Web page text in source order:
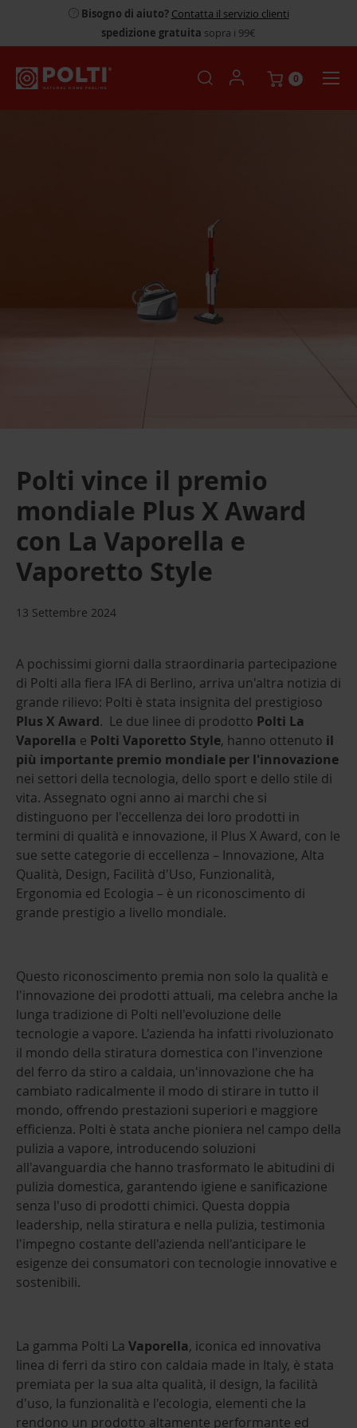
Bisogno di aiuto? Contatta il servizio clienti
spedizione gratuita sopra i 99€
0
Polti vince il premio
mondiale Plus X Award
con La Vaporella e
Vaporetto Style
13 Settembre 2024
A pochissimi giorni dalla straordinaria partecipazione
di Polti alla fiera IFA di Berlino, arriva un'altra notizia di
grande rilievo: Polti è stata insignita del prestigioso
Plus X Award. Le due linee di prodotto Polti La
Vaporella e Polti Vaporetto Style, hanno ottenuto il
più importante premio mondiale per l'innovazione
nei settori della tecnologia, dello sport e dello stile di
vita. Assegnato ogni anno ai marchi che si
distinguono per l'eccellenza dei loro prodotti in
termini di qualità e innovazione, il Plus X Award, con le
sue sette categorie di eccellenza – Innovazione, Alta
Qualità, Design, Facilità d'Uso, Funzionalità,
Ergonomia ed Ecologia – è un riconoscimento di
grande prestigio a livello mondiale.
Questo riconoscimento premia non solo la qualità e
l'innovazione dei prodotti attuali, ma celebra anche la
lunga tradizione di Polti nell'evoluzione delle
tecnologie a vapore. L'azienda ha infatti rivoluzionato
il mondo della stiratura domestica con l'invenzione
del ferro da stiro a caldaia, un'innovazione che ha
cambiato radicalmente il modo di stirare in tutto il
mondo, offrendo prestazioni superiori e maggiore
efficienza. Polti è stata anche pioniera nel campo della
pulizia a vapore, introducendo soluzioni
all'avanguardia che hanno trasformato le abitudini di
pulizia domestica, garantendo igiene e sanificazione
senza l'uso di prodotti chimici. Questa doppia
leadership, nella stiratura e nella pulizia, testimonia
l'impegno costante dell'azienda nell'anticipare le
esigenze dei consumatori con tecnologie innovative e
sostenibili.
La gamma Polti La Vaporella, iconica ed innovativa
linea di ferri da stiro con caldaia made in Italy, è stata
premiata per la sua alta qualità, il design, la facilità
d'uso, la funzionalità e l'ecologia, elementi che la
rendono un prodotto altamente performante ed